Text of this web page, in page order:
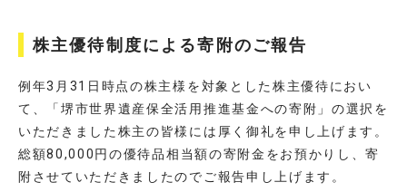
株主優待制度による寄附のご報告
例年3月31日時点の株主様を対象とした株主優待におい
て、「堺市世界遺産保全活用推進基金への寄附」の選択を
いただきました株主の皆様には厚く御礼を申し上げます。
総額80,000円の優待品相当額の寄附金をお預かりし、寄
附させていただきましたのでご報告申し上げます。